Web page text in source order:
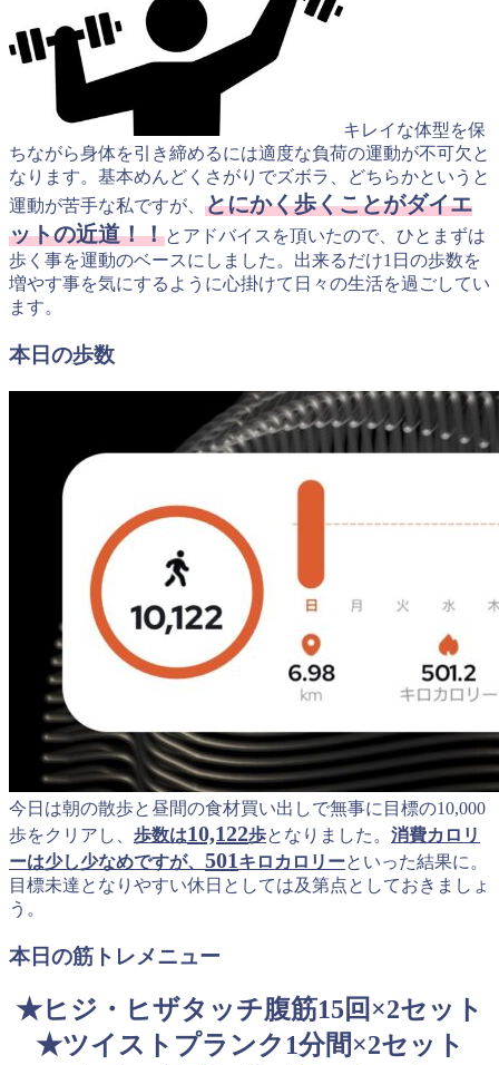
キレイな体型を保
ちながら身体を引き締めるには適度な負荷の運動が不可欠と
なります。基本めんどくさがりでズボラ、どちらかというと
運動が苦手な私ですが、 とにかく歩くことがダイエ
ットの近道！！とアドバイスを頂いたので、ひとまずは
歩く事を運動のベースにしました。出来るだけ1日の歩数を
増やす事を気にするように心掛けて日々の生活を過ごしてい
ます。
本日の歩数
今日は朝の散歩と昼間の食材買い出しで無事に目標の10,000
歩をクリアし、 歩数は10,122歩となりました。 消費カロリ
ーは少し少なめですが、 501 キロカロリーといった結果に。
目標未達となりやすい休日としては及第点としておきましょ
う。
本日の筋トレメニュー
★ヒジ・ヒザタッチ腹筋15回×2セット
★ツイストプランク1分間×2セット